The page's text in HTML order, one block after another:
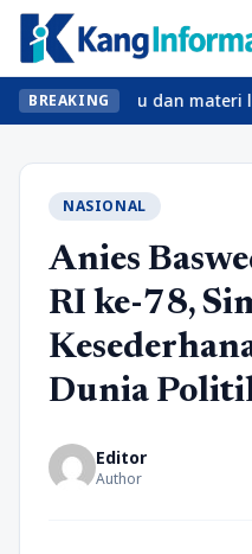
BREAKING
seru dan materi lengkap
NASIONAL
Anies
RI ke-78,
Dunia
Editor
Author